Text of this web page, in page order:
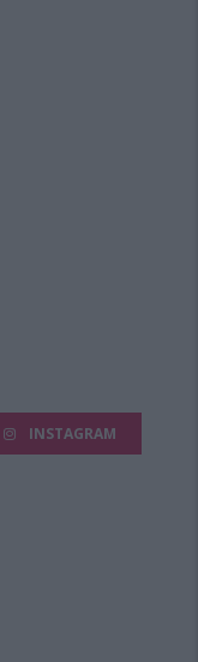
INSTAGRAM